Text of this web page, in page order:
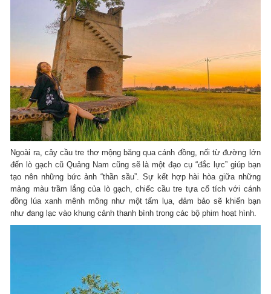
Ngoài ra, cây cầu tre thơ mộng băng qua cánh đồng, nối từ đường lớn
đến lò gạch cũ Quảng Nam cũng sẽ là một đạo cụ “đắc lực” giúp bạn
tạo nên những bức ảnh “thần sầu”. Sự kết hợp hài hòa giữa những
mảng màu trầm lắng của lò gạch, chiếc cầu tre tựa cổ tích với cánh
đồng lúa xanh mênh mông như một tấm lụa, đảm bảo sẽ khiến bạn
như đang lạc vào khung cảnh thanh bình trong các bộ phim hoạt hình.